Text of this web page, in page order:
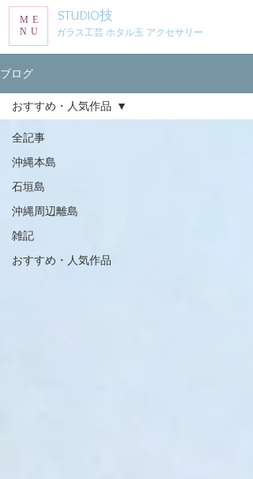
ME
NU
STUDIO技
ガラス工芸 ホタル玉 アクセサリー
ブログ
全記事
沖縄本島
石垣島
沖縄周辺離島
雑記
おすすめ・人気作品
おすすめ・人気作品